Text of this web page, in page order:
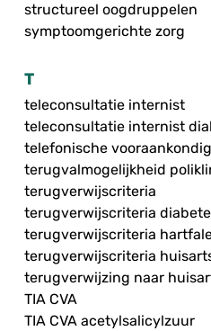
structureel oogdruppelen
symptoomgerichte zorg
T
teleconsultatie internist
teleconsultatie internist
telefonische
terugvalmogelijkheid
terugverwijscriteria
terugverwijscriteria
terugverwijscriteria
terugverwijscriteria
terugverwijzing naar
TIA CVA
TIA CVA acetylsalicylzuur